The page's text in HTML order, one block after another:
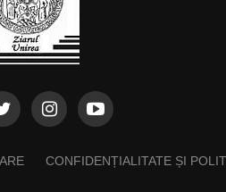
CONFIDENȚIALITATE ȘI